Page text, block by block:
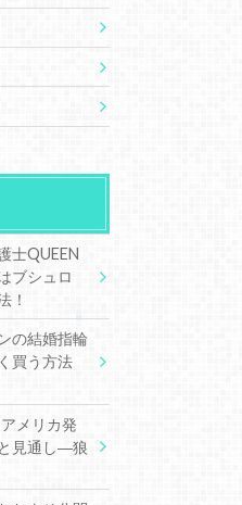
士QUEEN
ブシュロ
！
の結婚指輪
買う方法
メリカ発
見通し―狼